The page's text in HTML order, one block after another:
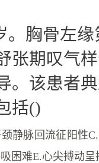
。胸骨左缘
张期叹气
。该患者
括()
静脉回流征阳性
困难E.心尖搏动呈